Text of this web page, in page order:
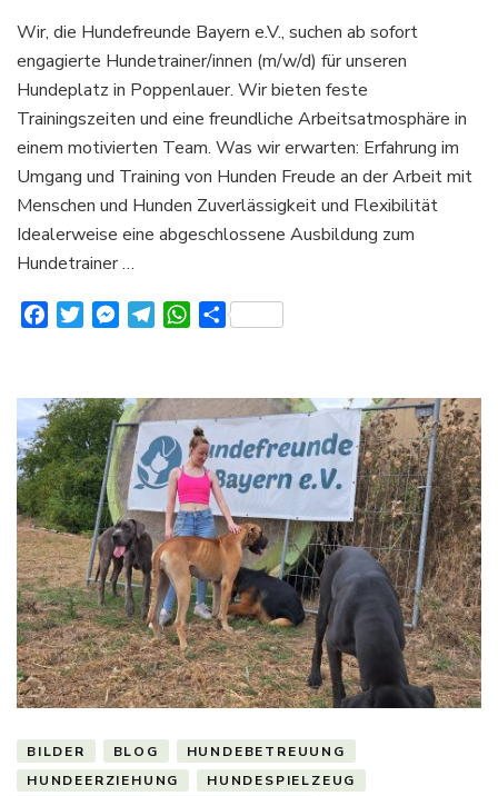
Bayern
e.V.
suchen
Hundetrainer/in
(m/w/d)
Wir, die Hundefreunde Bayern e.V., suchen ab sofort
engagierte Hundetrainer/innen (m/w/d) für unseren
Hundeplatz in Poppenlauer. Wir bieten feste
Trainingszeiten und eine freundliche Arbeitsatmosphäre in
einem motivierten Team. Was wir erwarten: Erfahrung im
Umgang und Training von Hunden Freude an der Arbeit mit
Menschen und Hunden Zuverlässigkeit und Flexibilität
Idealerweise eine abgeschlossene Ausbildung zum
Hundetrainer …
FacebookTwitterMessenger
TelegramWhatsApp
Teilen
BILDER BLOG
HUNDEBETREUUNG
HUNDEERZIEHUNG
HUNDESPIELZEUG